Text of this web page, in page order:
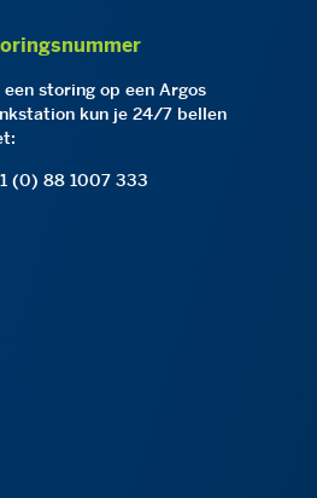
een storing op een Argos
kun je 24/7 bellen
(0) 88 1007 333